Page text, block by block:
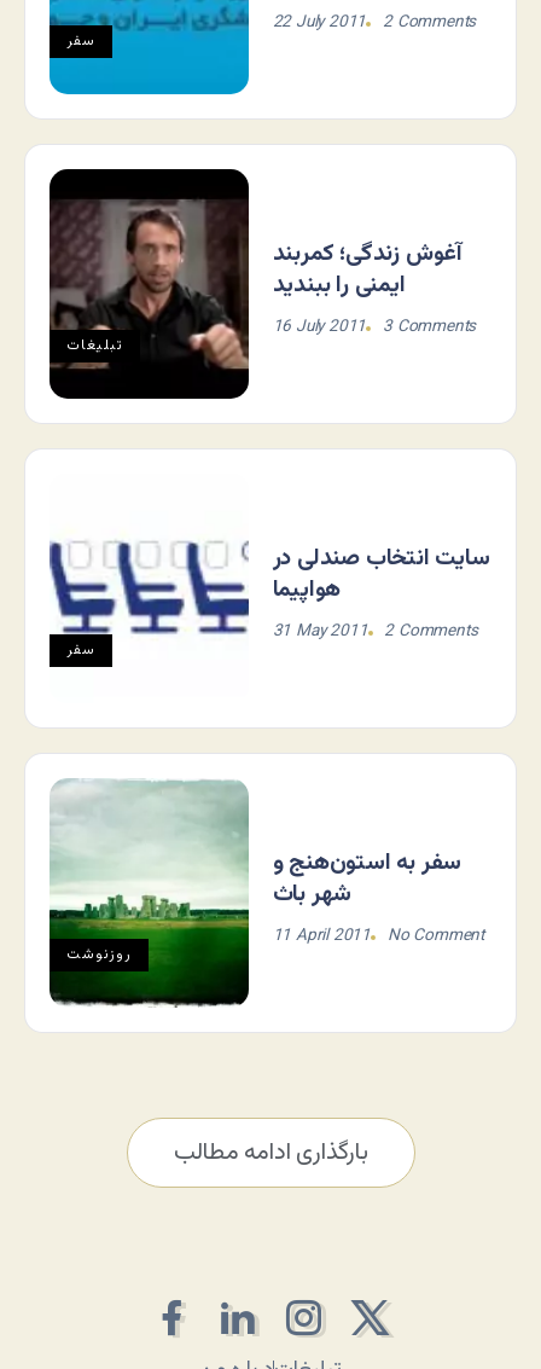
سفر
22 July 2011 2 Comments
تبلیغات
آغوش زندگی؛ کمربند
ایمنی را ببندید
16 July 2011 3 Comments
سفر
سایت انتخاب صندلی در
هواپیما
31 May 2011 2 Comments
روزنوشت
سفر به استون‌هنج و
شهر باث
11 April 2011 No Comment
بارگذاری ادامه مطالب